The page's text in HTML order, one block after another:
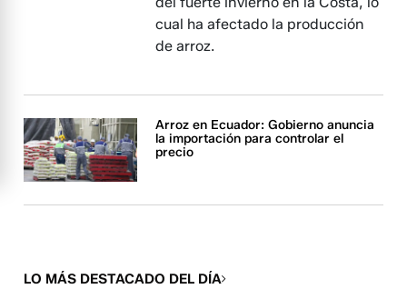
cual ha afectado la producción
de arroz.
Arroz en Ecuador: Gobierno anuncia
la importación para controlar el
precio
LO MÁS DESTACADO DEL DÍA